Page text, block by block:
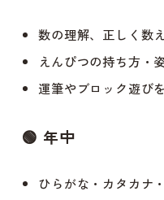
数の理解、正しく数
えんぴつの持ち方・
運筆やブロック遊び
🟢 年中
ひらがな・カタカナ